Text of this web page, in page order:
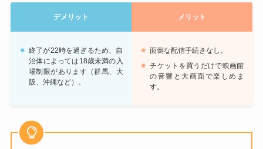
デメリット メリット
終了が22時を過ぎるため、自
治体によっては18歳未満の入
場制限があります（群馬、大
阪、沖縄など）。
面倒な配信手続きなし。
チケットを買うだけで映画館
の音響と大画面で楽しめま
す。